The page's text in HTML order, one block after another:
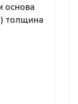
основа
толщина